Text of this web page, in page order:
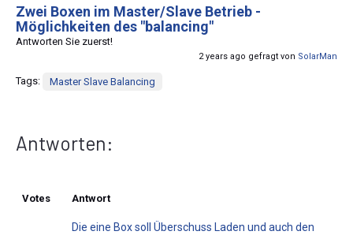
Zwei Boxen im Master/Slave Betrieb -
Möglichkeiten des "balancing"
Antworten Sie zuerst!
2 years ago gefragt von SolarMan
Tags: Master Slave Balancing
Antworten:
Votes Antwort
Die eine Box soll Überschuss Laden und auch den